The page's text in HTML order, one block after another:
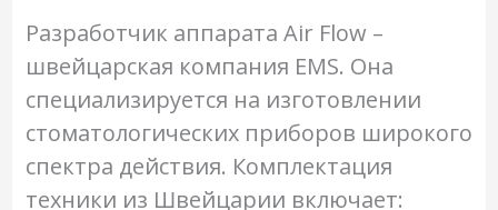
Разработчик аппарата Air Flow –
швейцарская компания EMS. Она
специализируется на изготовлении
стоматологических приборов широкого
спектра действия. Комплектация
техники из Швейцарии включает: